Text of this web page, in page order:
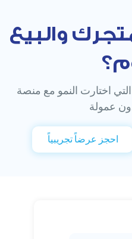
والبيع
اختارت النمو مع منصة
عمولة
احجز عرضاً تجريبياً